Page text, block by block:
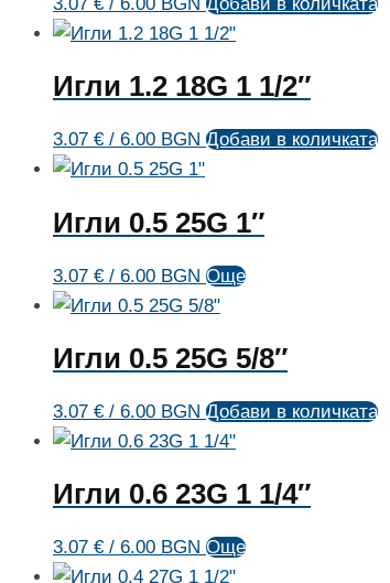
Игли 1.2 18G 1 1/2″
3.07 € / 6.00 BGN Добави в количката
Игли 0.5 25G 1″
3.07 € / 6.00 BGN Още
Игли 0.5 25G 5/8″
3.07 € / 6.00 BGN Добави в количката
Игли 0.6 23G 1 1/4″
3.07 € / 6.00 BGN Още